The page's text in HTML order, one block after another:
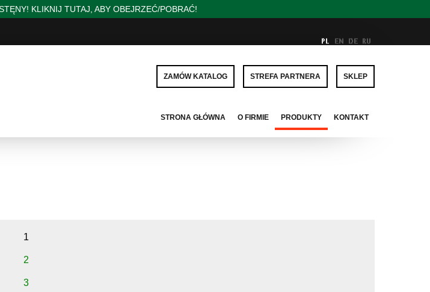
KLIKNIJ TUTAJ, ABY OBEJRZEĆ/POBRAĆ!
ZAMÓW KATALOG STREFA PARTNERA SKLEP
STRONA GŁÓWNA O FIRMIE PRODUKTY KONTAKT
1
2
3